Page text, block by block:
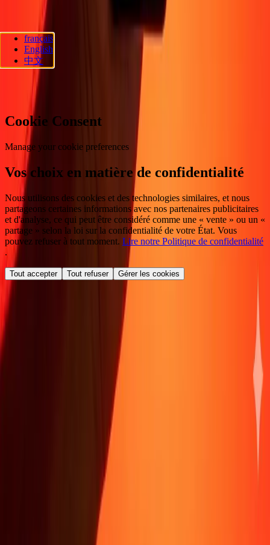
Ria Lithuania UAB. © 2026 Dandelion Payments, Inc. Tous droits
réservés.
Préférences en matière de cookies
français
English
中文
Cookie Consent
Manage your cookie preferences
Vos choix en matière de confidentialité
Nous utilisons des cookies et des technologies similaires, et nous
partageons certaines informations avec nos partenaires publicitaires
et d'analyse, ce qui peut être considéré comme une « vente » ou un «
partage » selon la loi sur la confidentialité de votre État. Vous
pouvez refuser à tout moment. Lire notre Politique de confidentialité
.
Tout accepter Tout refuser Gérer les cookies